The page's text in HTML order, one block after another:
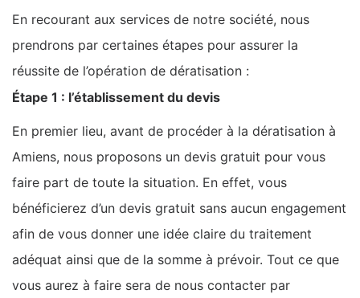
En recourant aux services de notre société, nous
prendrons par certaines étapes pour assurer la
réussite de l’opération de dératisation :
Étape 1 : l’établissement du devis
En premier lieu, avant de procéder à la dératisation à
Amiens, nous proposons un devis gratuit pour vous
faire part de toute la situation. En effet, vous
bénéficierez d’un devis gratuit sans aucun engagement
afin de vous donner une idée claire du traitement
adéquat ainsi que de la somme à prévoir. Tout ce que
vous aurez à faire sera de nous contacter par